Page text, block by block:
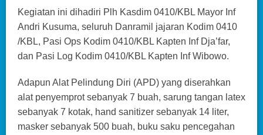
Kegiatan ini dihadiri Plh Kasdim 0410/KBL Mayor Inf
Andri Kusuma, seluruh Danramil jajaran Kodim 0410
/KBL, Pasi Ops Kodim 0410/KBL Kapten Inf Dja’far,
dan Pasi Log Kodim 0410/KBL Kapten Inf Wibowo.
Adapun Alat Pelindung Diri (APD) yang diserahkan
alat penyemprot sebanyak 7 buah, sarung tangan latex
sebanyak 7 kotak, hand sanitizer sebanyak 14 liter,
masker sebanyak 500 buah, buku saku pencegahan